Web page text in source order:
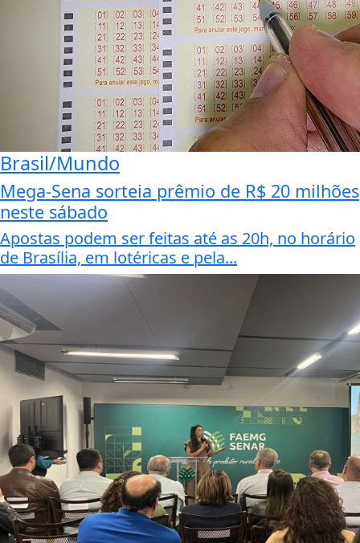
Brasil/Mundo
Mega-Sena sorteia prêmio de R$ 20 milhões
neste sábado
Apostas podem ser feitas até as 20h, no horário
de Brasília, em lotéricas e pela...